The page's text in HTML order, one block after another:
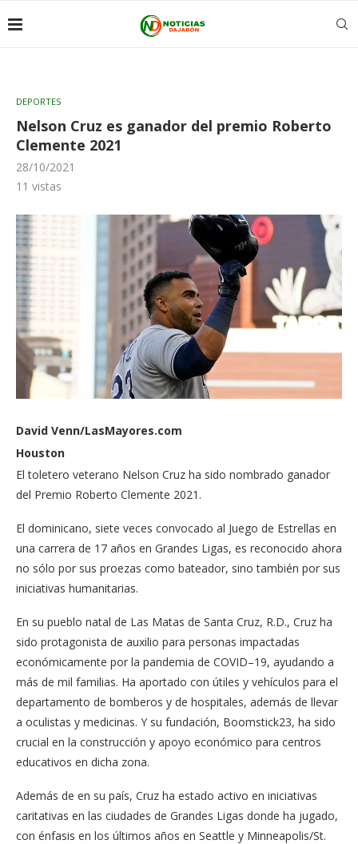
DEPORTES
Nelson Cruz es ganador del premio Roberto
Clemente 2021
28/10/2021
11 vistas
David Venn/LasMayores.com
Houston
El toletero veterano Nelson Cruz ha sido nombrado ganador
del Premio Roberto Clemente 2021.
El dominicano, siete veces convocado al Juego de Estrellas en
una carrera de 17 años en Grandes Ligas, es reconocido ahora
no sólo por sus proezas como bateador, sino también por sus
iniciativas humanitarias.
En su pueblo natal de Las Matas de Santa Cruz, R.D., Cruz ha
sido protagonista de auxilio para personas impactadas
económicamente por la pandemia de COVID–19, ayudando a
más de mil familias. Ha aportado con útiles y vehículos para el
departamento de bomberos y de hospitales, además de llevar
a oculistas y medicinas. Y su fundación, Boomstick23, ha sido
crucial en la construcción y apoyo económico para centros
educativos en dicha zona.
Además de en su país, Cruz ha estado activo en iniciativas
caritativas en las ciudades de Grandes Ligas donde ha jugado,
con énfasis en los últimos años en Seattle y Minneapolis/St.